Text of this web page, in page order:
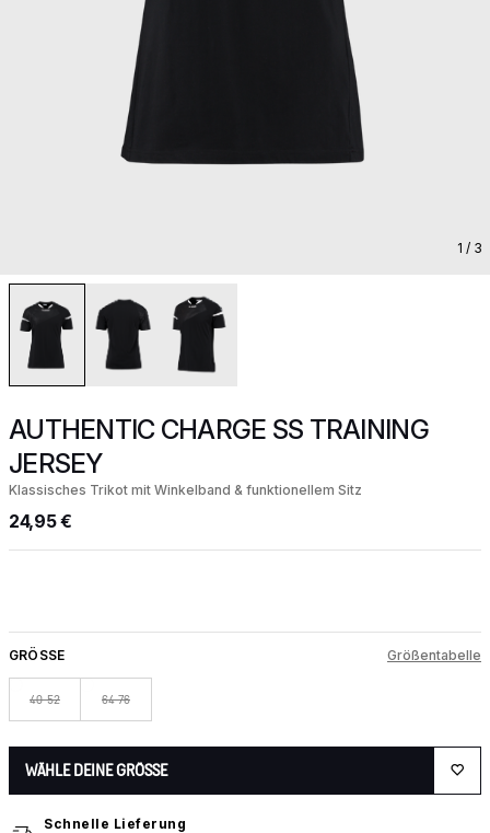
1 / 3
AUTHENTIC CHARGE SS TRAINING
JERSEY
Klassisches Trikot mit Winkelband & funktionellem Sitz
24,95 €
GRÖSSE Größentabelle
40-52 64-76
WÄHLE DEINE GRÖSSE
Schnelle Lieferung